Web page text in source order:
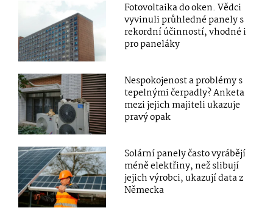
Fotovoltaika do oken. Vědci
vyvinuli průhledné panely s
rekordní účinností, vhodné i
pro paneláky
Nespokojenost a problémy s
tepelnými čerpadly? Anketa
mezi jejich majiteli ukazuje
pravý opak
Solární panely často vyrábějí
méně elektřiny, než slibují
jejich výrobci, ukazují data z
Německa